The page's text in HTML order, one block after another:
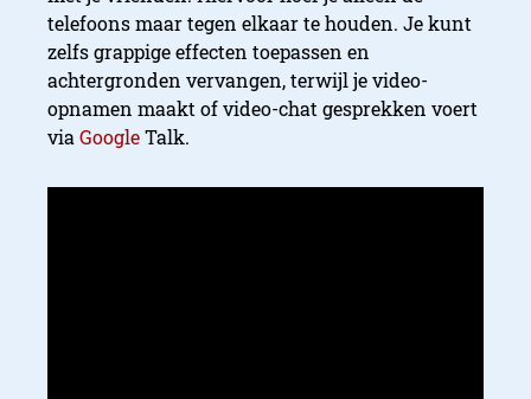
telefoons maar tegen elkaar te houden. Je kunt
zelfs grappige effecten toepassen en
achtergronden vervangen, terwijl je video-
opnamen maakt of video-chat gesprekken voert
via GoogleTalk.